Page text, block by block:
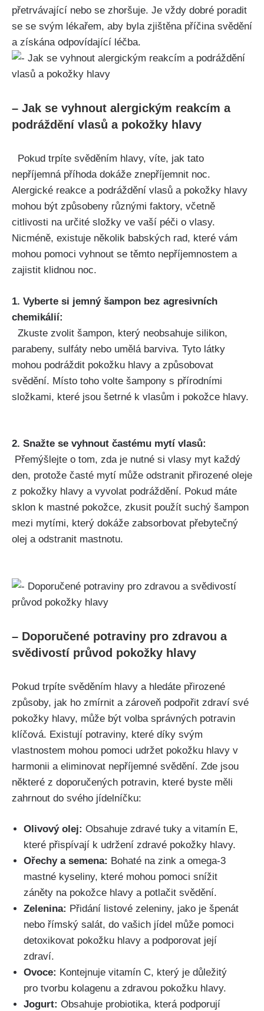
přetrvávající nebo se zhoršuje. ⁢Je vždy dobré poradit
se se svým⁤ lékařem, aby⁤ byla zjištěna příčina ​svědění
a získána⁣ odpovídající ​léčba.
– Jak se vyhnout alergickým reakcím‍ a⁤
podráždění‍ vlasů a pokožky hlavy
⁣⁢ ⁤ Pokud trpíte svěděním hlavy, víte, ​jak tato
nepříjemná příhoda ⁣dokáže znepříjemnit noc.
Alergické reakce ‌a podráždění vlasů a pokožky hlavy
mohou být⁣ způsobeny různými‍ faktory, ‌včetně
citlivosti na určité‌ složky⁢ ve vaší péči o vlasy. ​
Nicméně,⁢ existuje několik⁤ babských ​rad, které vám
mohou pomoci vyhnout se těmto nepříjemnostem a
zajistit klidnou ⁢noc.
1. Vyberte​ si jemný ⁤šampon bez agresivních
chemikálií:
‌ ‍⁢ Zkuste zvolit šampon, který neobsahuje silikon,​
parabeny, ⁣sulfáty nebo umělá barviva. ⁢Tyto látky
mohou ⁢podráždit pokožku⁢ hlavy a způsobovat
svědění. Místo toho ⁢volte šampony ​s přírodními
složkami, které⁢ jsou⁢ šetrné k ⁢vlasům⁤ i pokožce hlavy.
2. Snažte ​se vyhnout častému ⁤mytí vlasů:
‍ Přemýšlejte o‍ tom, zda je nutné si vlasy myt každý
den, protože časté mytí může odstranit přirozené oleje
‍z pokožky hlavy a ⁣vyvolat podráždění. Pokud ⁣máte
sklon k⁤ mastné pokožce, ​zkusit použít suchý šampon
mezi ⁢mytími,‌ který dokáže zabsorbovat přebytečný
⁣olej a odstranit mastnotu.
– Doporučené potraviny pro zdravou a
svědivostí průvod pokožky ‌hlavy
Pokud​ trpíte ​svěděním hlavy a hledáte​ přirozené
způsoby, jak ho zmírnit a⁤ zároveň podpořit zdraví své
pokožky ​hlavy, může být volba správných‍ potravin
klíčová. Existují‌ potraviny, které díky svým
vlastnostem ⁢mohou pomoci udržet pokožku​ hlavy ⁤v
harmonii a eliminovat nepříjemné svědění. Zde jsou⁢
některé ⁤z ‌doporučených potravin, které byste měli
‍zahrnout do svého jídelníčku:
Olivový olej: Obsahuje zdravé⁣ tuky a vitamín E,
které přispívají k udržení zdravé pokožky hlavy.
Ořechy a ‌semena: Bohaté na⁣ zink a omega-3⁢
mastné kyseliny, které mohou pomoci snížit
záněty na pokožce hlavy ⁣a‍ potlačit svědění.
Zelenina: ‌Přidání listové⁣ zeleniny, ‌jako je⁣ špenát
nebo římský salát, do vašich⁣ jídel může pomoci
detoxikovat ⁢pokožku hlavy‌ a podporovat⁣ její
zdraví.
Ovoce: Kontejnuje ‍vitamín C, který ⁣je důležitý
pro tvorbu kolagenu a⁢ zdravou pokožku hlavy.
Jogurt: Obsahuje probiotika, která podporují